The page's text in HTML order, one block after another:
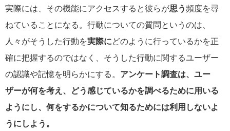
実際には、その機能にアクセスすると彼らが思う頻度を尋
ねていることになる。行動についての質問というのは、
人々がそうした行動を実際にどのように行っているかを正
確に把握するのではなく、そうした行動に関するユーザー
の認識や記憶を明らかにする。 アンケート調査は、ユー
ザーが何を考え、どう感じているかを調べるために用いる
ようにし、何をするかについて知るためには利用しないよ
うにしよう。